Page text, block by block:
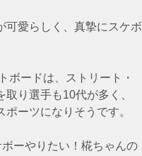
可愛らしく、真摯にスケボ
ボードは、ストリート・
り選手も10代が多く、
ーツになりそうです。
ボーやりたい！椛ちゃんの